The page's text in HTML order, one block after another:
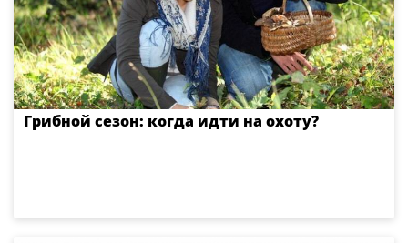
Грибной сезон: когда идти на охоту?